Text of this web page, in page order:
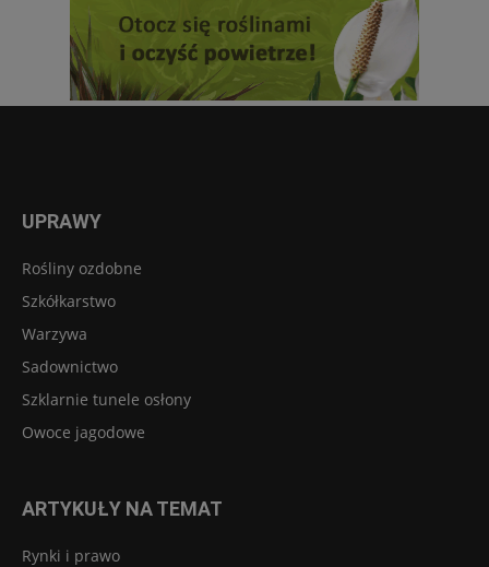
UPRAWY
Rośliny ozdobne
Szkółkarstwo
Warzywa
Sadownictwo
Szklarnie tunele osłony
Owoce jagodowe
ARTYKUŁY NA TEMAT
Rynki i prawo